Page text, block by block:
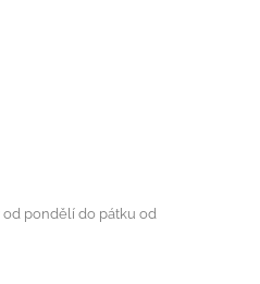
pondělí do pátku od